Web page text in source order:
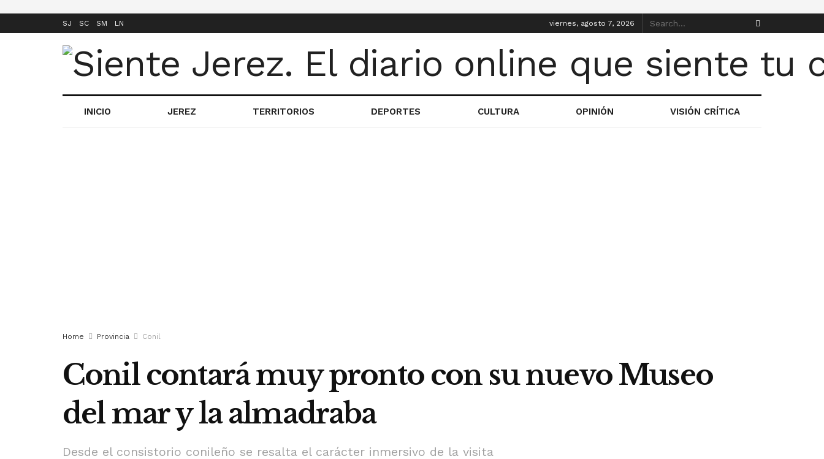
SJ SC SM LN viernes, agosto 7, 2026
INICIO JEREZ TERRITORIOS DEPORTES CULTURA OPINIÓN VISIÓN CRÍTICA
Home Provincia Conil
Conil contará muy pronto con su nuevo Museo
del mar y la almadraba
Desde el consistorio conileño se resalta el carácter inmersivo de la visita